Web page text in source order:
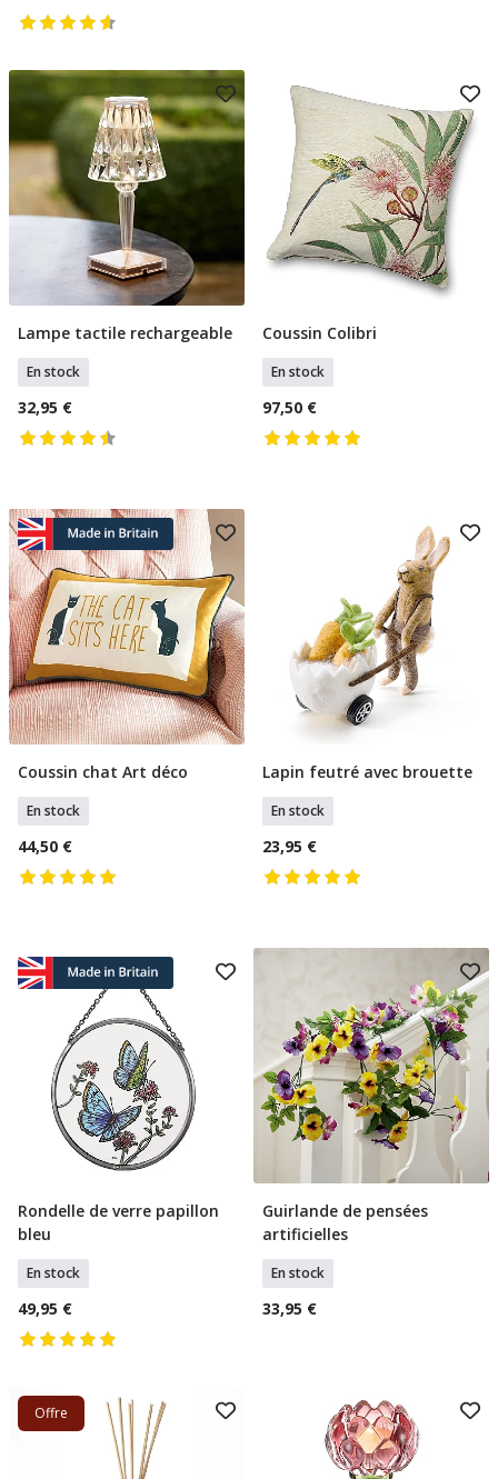
Ajouter Au Panier
Lampe tactile rechargeable
En stock
32,95 €
Ajouter Au Panier
Coussin Colibri
En stock
97,50 €
Ajouter Au Panier
Coussin chat Art déco
En stock
44,50 €
Ajouter Au Panier
Lapin feutré avec brouette
En stock
23,95 €
Ajouter Au Panier
Rondelle de verre papillon
bleu
En stock
49,95 €
Ajouter Au Panier
Guirlande de pensées
artificielles
En stock
33,95 €
Offre